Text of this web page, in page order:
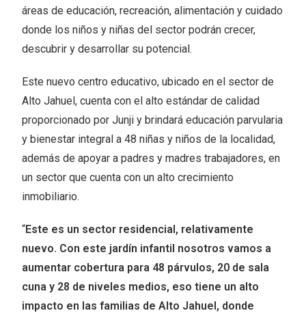
áreas de educación, recreación, alimentación y cuidado
donde los niños y niñas del sector podrán crecer,
descubrir y desarrollar su potencial.
Este nuevo centro educativo, ubicado en el sector de
Alto Jahuel, cuenta con el alto estándar de calidad
proporcionado por Junji y brindará educación parvularia
y bienestar integral a 48 niñas y niños de la localidad,
además de apoyar a padres y madres trabajadores, en
un sector que cuenta con un alto crecimiento
inmobiliario.
“Este es un sector residencial, relativamente
nuevo. Con este jardín infantil nosotros vamos a
aumentar cobertura para 48 párvulos, 20 de sala
cuna y 28 de niveles medios, eso tiene un alto
impacto en las familias de Alto Jahuel, donde